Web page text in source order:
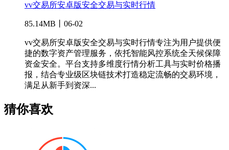
vv交易所安卓版安全交易与实时行情
85.14MB丨06-02
vv交易所安卓版安全交易与实时行情专注为用户提供便
捷的数字资产管理服务，依托智能风控系统全天候保障
资金安全。平台支持多维度行情分析工具与实时价格播
报，结合专业级区块链技术打造稳定流畅的交易环境，
满足从新手到资深...
猜你喜欢